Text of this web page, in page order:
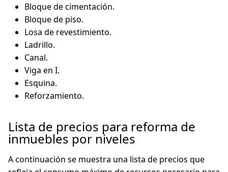
Bloque de cimentación.
Bloque de piso.
Losa de revestimiento.
Ladrillo.
Canal.
Viga en I.
Esquina.
Reforzamiento.
Lista de precios para reforma de
inmuebles por niveles
A continuación se muestra una lista de precios que